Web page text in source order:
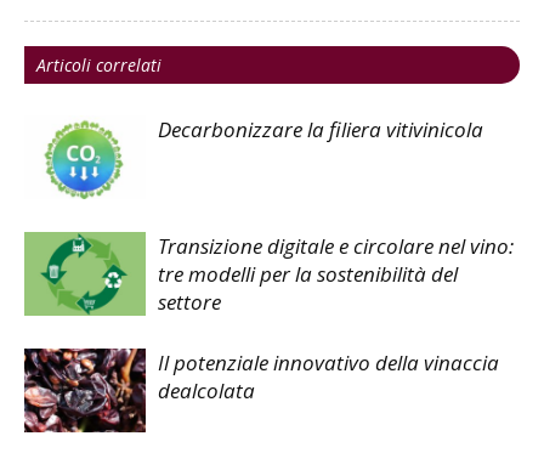
Articoli correlati
Decarbonizzare la filiera vitivinicola
Transizione digitale e circolare nel vino:
tre modelli per la sostenibilità del
settore
Il potenziale innovativo della vinaccia
dealcolata